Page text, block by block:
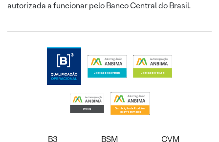
autorizada a funcionar pelo Banco Central do Brasil.
B3 BSM CVM